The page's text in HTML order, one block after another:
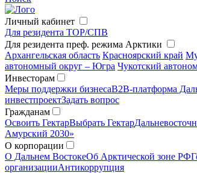
Личный кабинет
Для резидента ТОР/СПВ
Для резидента преф. режима Арктики
Архангельская область Красноярский край
автономный округ – Югра Чукотский
Инвесторам
Меры поддержки бизнесаB2B-платформа
инвестпроектЗадать вопрос
Гражданам
Освоить ГектарВыбрать Гектар
Амурский 2030»
О корпорации
О Дальнем ВостокеОб Арктической зоне РФ
организацииАнтикоррупция